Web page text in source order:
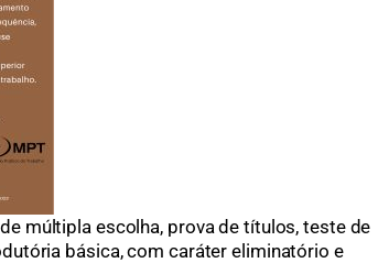
múltipla escolha, prova de títulos, teste de
básica, com caráter eliminatório e